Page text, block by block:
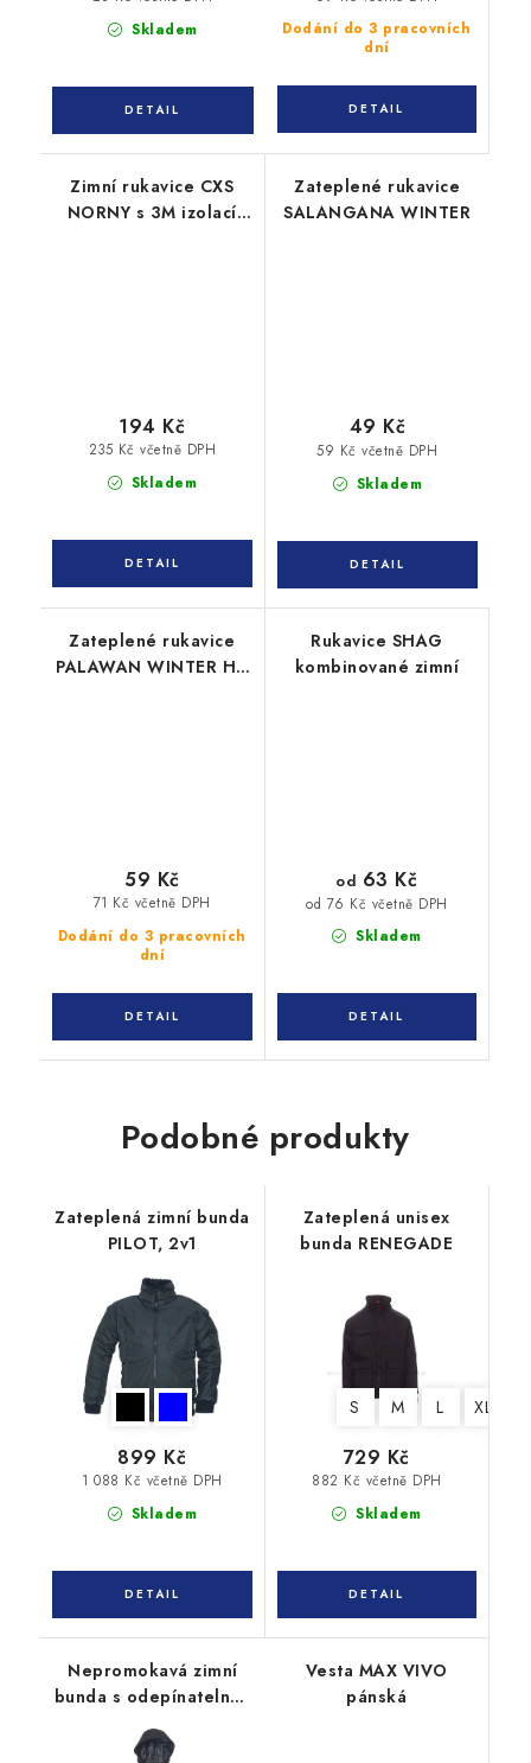
Skladem
Dodání do 3 pracovních
dní
Zimní rukavice CXS
NORNY s 3M izolací
Skladem
235 Kč včetně DPH
194 Kč
Zateplené rukavice
SALANGANA WINTER
Skladem
59 Kč včetně DPH
49 Kč
Zateplené rukavice
PALAWAN WINTER HV
Dodání do 3 pracovních
dní
71 Kč včetně DPH
59 Kč
Rukavice SHAG
kombinované zimní
Skladem
od 76 Kč včetně DPH
od 63 Kč
Podobné produkty
Zateplená zimní bunda
PILOT, 2v1
Skladem
1 088 Kč včetně DPH
899 Kč
Zateplená unisex
bunda RENEGADE
S M L XL
Skladem
882 Kč včetně DPH
729 Kč
Nepromokavá zimní
bunda s odepínatelnou
Vesta MAX VIVO
pánská